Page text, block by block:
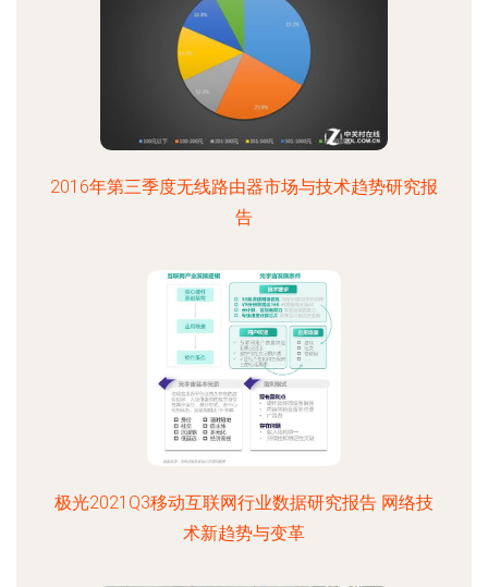
2016年第三季度无线路由器市场与技术趋势研究报
告
极光2021Q3移动互联网行业数据研究报告 网络技
术新趋势与变革